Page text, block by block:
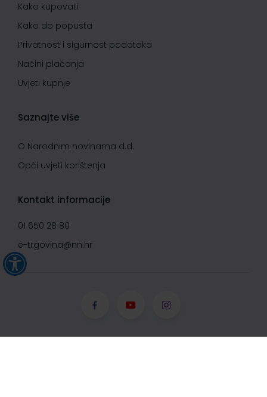
Kako kupovati
Kako do popusta
Privatnost i sigurnost podataka
Načini plaćanja
Uvjeti kupnje
Saznajte više
O Narodnim novinama d.d.
Opći uvjeti korištenja
Kontakt informacije
01 650 28 80
e-trgovina@nn.hr